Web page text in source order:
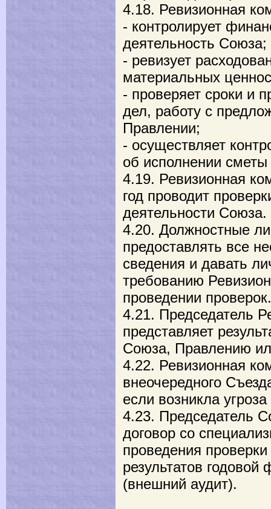
4.18. Ревизионная
- контролирует
деятельность Союза;
- ревизует
материальных
- проверяет сроки и
дел, работу с
Правлении;
- осуществляет
об исполнении
4.19. Ревизионная
год проводит
деятельности Союза.
4.20. Должностные
предоставлять все
сведения и давать
требованию
проведении проверок.
4.21. Председатель
представляет
Союза, Правлению
4.22. Ревизионная
внеочередного
если возникла
4.23. Председатель
договор со
проведения
результатов годовой
(внешний аудит).